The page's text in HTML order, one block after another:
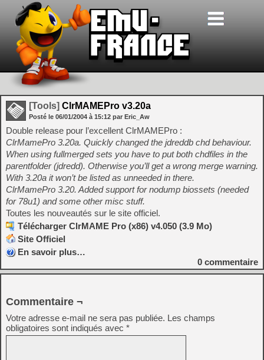
[Tools] ClrMAMEPro v3.20a
Posté le 06/01/2004 à 15:12 par Eric_Aw
Double release pour l’excellent ClrMAMEPro :
ClrMamePro 3.20a. Quickly changed the jdreddb chd behaviour.
When using fullmerged sets you have to put both chdfiles in the
parentfolder (jdredd). Otherwise you’ll get a wrong merge warning.
With 3.20a it won’t be listed as unneeded in there.
ClrMamePro 3.20. Added support for nodump biossets (needed
for 78u1) and some other misc stuff.
Toutes les nouveautés sur le site officiel.
Télécharger ClrMAME Pro (x86) v4.050 (3.9 Mo)
Site Officiel
En savoir plus…
0 commentaire
Commentaire ¬
Votre adresse e-mail ne sera pas publiée. Les champs
obligatoires sont indiqués avec *